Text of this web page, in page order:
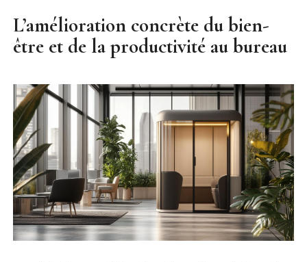
L’amélioration concrète du bien-
être et de la productivité au bureau